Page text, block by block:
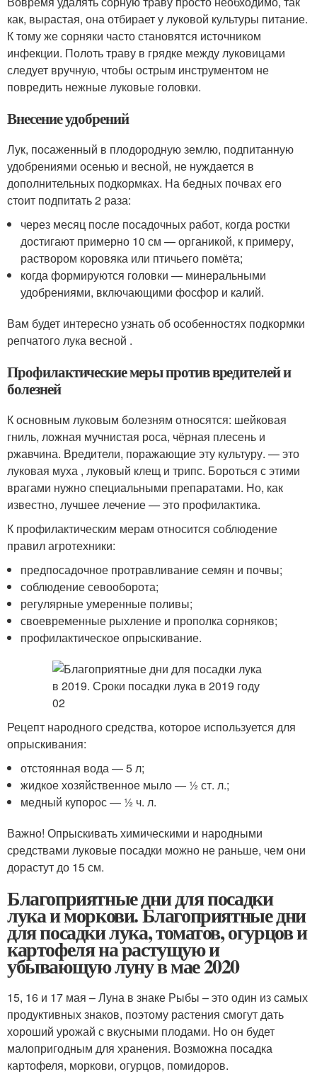
как, вырастая, она отбирает у луковой культуры питание.
К тому же сорняки часто становятся источником
инфекции. Полоть траву в грядке между луковицами
следует вручную, чтобы острым инструментом не
повредить нежные луковые головки.
Внесение удобрений
Лук, посаженный в плодородную землю, подпитанную
удобрениями осенью и весной, не нуждается в
дополнительных подкормках. На бедных почвах его
стоит подпитать 2 раза:
через месяц после посадочных работ, когда ростки
достигают примерно 10 см — органикой, к примеру,
раствором коровяка или птичьего помёта;
когда формируются головки — минеральными
удобрениями, включающими фосфор и калий.
Вам будет интересно узнать об особенностях подкормки
репчатого лука весной .
Профилактические меры против вредителей и
болезней
К основным луковым болезням относятся: шейковая
гниль, ложная мучнистая роса, чёрная плесень и
ржавчина. Вредители, поражающие эту культуру. — это
луковая муха , луковый клещ и трипс. Бороться с этими
врагами нужно специальными препаратами. Но, как
известно, лучшее лечение — это профилактика.
К профилактическим мерам относится соблюдение
правил агротехники:
предпосадочное протравливание семян и почвы;
соблюдение севооборота;
регулярные умеренные поливы;
своевременные рыхление и прополка сорняков;
профилактическое опрыскивание.
Рецепт народного средства, которое используется для
опрыскивания:
отстоянная вода — 5 л;
жидкое хозяйственное мыло — ½ ст. л.;
медный купорос — ½ ч. л.
Важно! Опрыскивать химическими и народными
средствами луковые посадки можно не раньше, чем они
дорастут до 15 см.
Благоприятные дни для посадки
лука и моркови. Благоприятные дни
для посадки лука, томатов, огурцов и
картофеля на растущую и
убывающую луну в мае 2020
15, 16 и 17 мая – Луна в знаке Рыбы – это один из самых
продуктивных знаков, поэтому растения смогут дать
хороший урожай с вкусными плодами. Но он будет
малопригодным для хранения. Возможна посадка
картофеля, моркови, огурцов, помидоров.